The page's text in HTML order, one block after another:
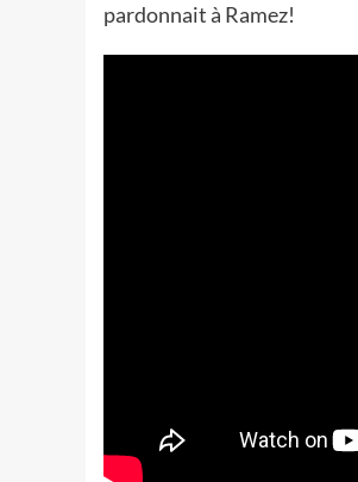
pardonnait à Ramez!